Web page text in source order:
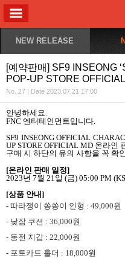
NEW RELEASE
[예약판매] SF9 INSEONG
POP-UP STORE
No. 27 | Date 2023.07.21 17:00
안녕하세요.
FNC 엔터테인먼트입니다.
SF9 INSEONG OFFICIAL
UP STORE OFFICIAL MD 온라인
구매 시 하단의 유의 사항을 꼭 확
[온라인 판매 일정]
2023년 7월 21일 (금) 05:00 PM
[상품 안내]
- 따라쟁이 쏭쏭이 인형 : 49,000원
- 낮잠 쿠션 : 36,000원
- 동전 지갑 : 22,000원
- 포토카드 홀더 : 18,000원